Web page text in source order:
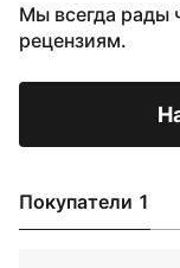
Мы всегда рады
рецензиям.
Покупатели 1